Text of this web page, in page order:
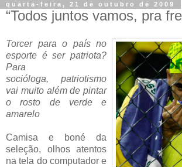
quarta-feira, 21 de outubro de 2009
“Todos juntos vamos, pra
Torcer para o país no
esporte é ser patriota?
Para
socióloga, patriotismo
vai muito além de pintar
o rosto de verde e
amarelo
Camisa e boné da
seleção, olhos atentos
na tela do computador e